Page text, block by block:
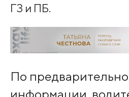
ГЗ и ПБ.
По
информации,